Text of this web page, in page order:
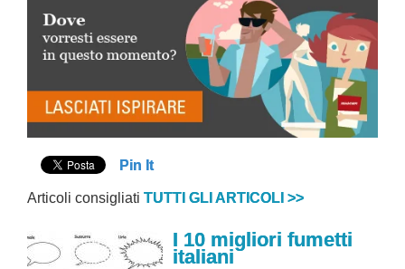
Pin It
Articoli consigliati TUTTI GLI ARTICOLI >>
I 10 migliori fumetti
italiani